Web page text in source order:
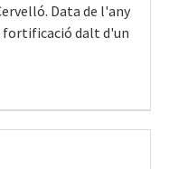
Data de l'any
fortificació dalt d'un